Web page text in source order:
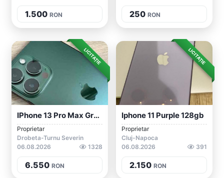
1.500 RON 250 RON
LICITAȚIE
IPhone 13 Pro Max Green 512 Gb Sau Schim...
Proprietar
Drobeta-Turnu Severin
06.08.2026
1328
6.550 RON
LICITAȚIE
Iphone 11 Purple 128gb
Proprietar
Cluj-Napoca
06.08.2026
391
2.150 RON